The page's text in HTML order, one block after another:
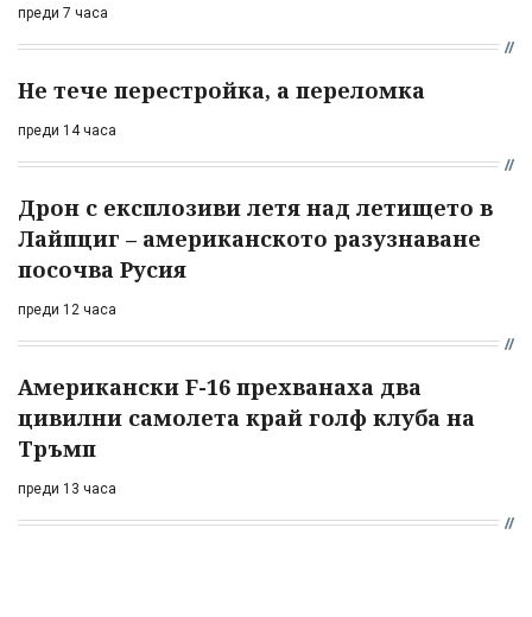
преди 7 часа
Не тече перестройка, а переломка
преди 14 часа
Дрон с експлозиви летя над летището в
Лайпциг – американското разузнаване
посочва Русия
преди 12 часа
Американски F-16 прехванаха два
цивилни самолета край голф клуба на
Тръмп
преди 13 часа